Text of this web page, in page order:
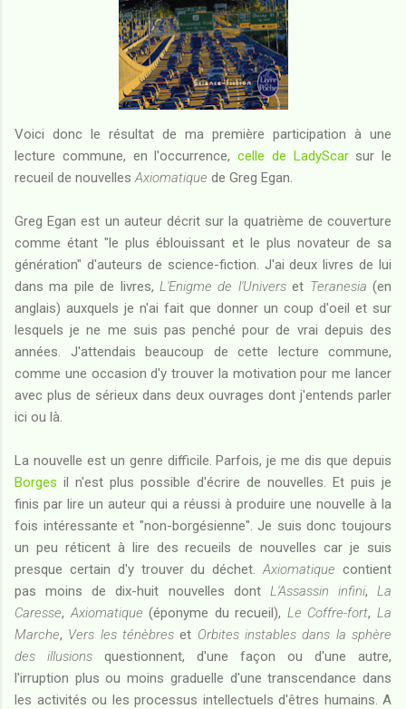
Voici donc le résultat de ma première participation à une
lecture commune, en l'occurrence, celle de LadyScarsur le
recueil de nouvellesAxiomatique de Greg Egan.
Greg Egan est un auteur décrit sur la quatrième de couverture
comme étant "le plus éblouissant et le plus novateur de sa
génération" d'auteurs de science-fiction. J'ai deux livres de lui
dans ma pile de livres, L'Enigme de l'Universet Teranesia (en
anglais) auxquels je n'ai fait que donner un coup d'oeil et sur
lesquels je ne me suis pas penché pour de vrai depuis des
années. J'attendais beaucoup de cette lecture commune,
comme une occasion d'y trouver la motivation pour me lancer
avec plus de sérieux dans deux ouvrages dont j'entends parler
ici ou là.
La nouvelle est un genre difficile. Parfois, je me dis que depuis
Borges il n'est plus possible d'écrire de nouvelles. Et puis je
finis par lire un auteur qui a réussi à produire une nouvelle à la
fois intéressante et "non-borgésienne". Je suis donc toujours
un peu réticent à lire des recueils de nouvelles car je suis
presque certain d'y trouver du déchet.Axiomatique contient
pas moins de dix-huit nouvelles dont L'Assassin infini, La
Caresse,Axiomatique (éponyme du recueil), Le Coffre-fort,La
Marche, Vers les ténèbres et Orbites instables dans la sphère
des illusions questionnent, d'une façon ou d'une autre,
l'irruption plus ou moins graduelle d'une transcendance dans
les activités ou les processus intellectuels d'êtres humains. A